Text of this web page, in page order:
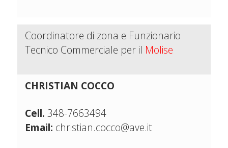
Coordinatore di zona e Funzionario
Tecnico Commerciale per il Molise
CHRISTIAN COCCO
Cell. 348-7663494
Email: christian.cocco@ave.it